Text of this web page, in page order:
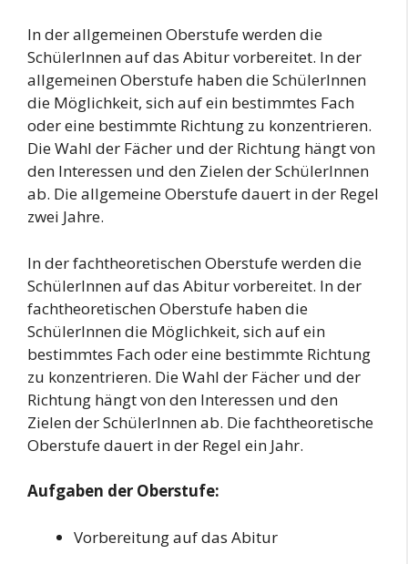
In der allgemeinen Oberstufe werden die
SchülerInnen auf das Abitur vorbereitet. In der
allgemeinen Oberstufe haben die SchülerInnen
die Möglichkeit, sich auf ein bestimmtes Fach
oder eine bestimmte Richtung zu konzentrieren.
Die Wahl der Fächer und der Richtung hängt von
den Interessen und den Zielen der SchülerInnen
ab. Die allgemeine Oberstufe dauert in der Regel
zwei Jahre.
In der fachtheoretischen Oberstufe werden die
SchülerInnen auf das Abitur vorbereitet. In der
fachtheoretischen Oberstufe haben die
SchülerInnen die Möglichkeit, sich auf ein
bestimmtes Fach oder eine bestimmte Richtung
zu konzentrieren. Die Wahl der Fächer und der
Richtung hängt von den Interessen und den
Zielen der SchülerInnen ab. Die fachtheoretische
Oberstufe dauert in der Regel ein Jahr.
Aufgaben der Oberstufe:
Vorbereitung auf das Abitur